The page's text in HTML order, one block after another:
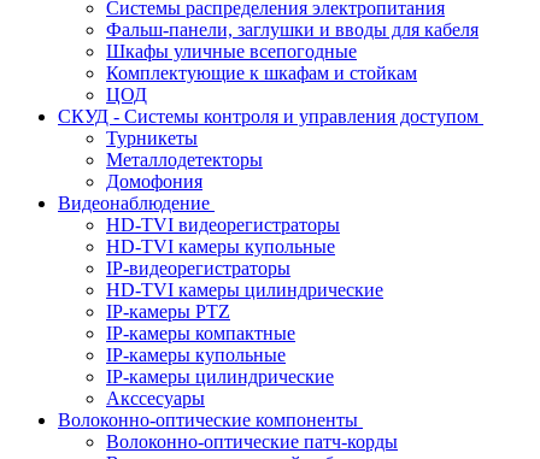
Системы распределения электропитания
Фальш-панели, заглушки и вводы для кабеля
Шкафы уличные всепогодные
Комплектующие к шкафам и стойкам
ЦОД
СКУД - Системы контроля и управления доступом
Турникеты
Металлодетекторы
Домофония
Видеонаблюдение
HD-TVI видеорегистраторы
HD-TVI камеры купольные
IP-видеорегистраторы
HD-TVI камеры цилиндрические
IP-камеры PTZ
IP-камеры компактные
IP-камеры купольные
IP-камеры цилиндрические
Акссесуары
Волоконно-оптические компоненты
Волоконно-оптические патч-корды